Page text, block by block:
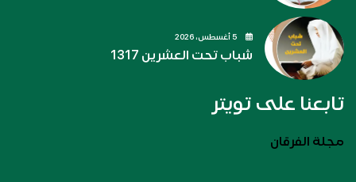
شباب تحت العشرين 1317
تابعنا على تويتر
مجلة الفرقان